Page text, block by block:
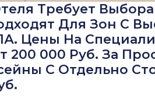
Требует
Для Зон С
Цены На
200 000 Руб. За
С Отдельно